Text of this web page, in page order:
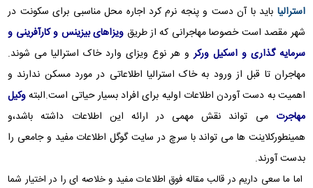
استرالیا باید با آن دست و پنجه نرم کرد اجاره محل مناسبی برای سکونت در
شهر مقصد است خصوصا مهاجرانی که از طریق ویزاهای بیزینس و کارآفرینی و
سرمایه گذاری و اسکیل ورکر و هر نوع ویزای وارد خاک استرالیا می شوند.
مهاجران تا قبل از ورود به خاک استرالیا اطلاعاتی در مورد مسکن ندارند و
اهمیت به دست آوردن اطلاعات اولیه برای افراد بسیار حیاتی است.البتهوکیل
مهاجرت می تواند نقش مهمی در ارائه این اطلاعات داشته باشد،و
همینطورکلاینت ها می تواند با سرچ در سایت گوگل اطلاعات مفید و جامعی را
بدست آورند.
اما ما سعی داریم در قالب مقاله فوق اطلاعات مفید و خلاصه ای را در اختیار شما